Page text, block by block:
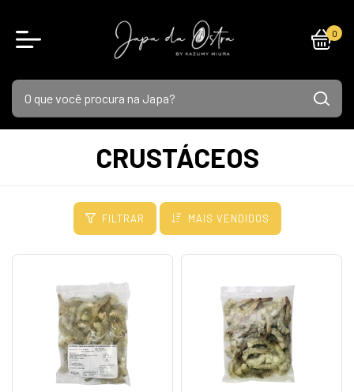
0
CRUSTÁCEOS
FILTRAR MAIS VENDIDOS